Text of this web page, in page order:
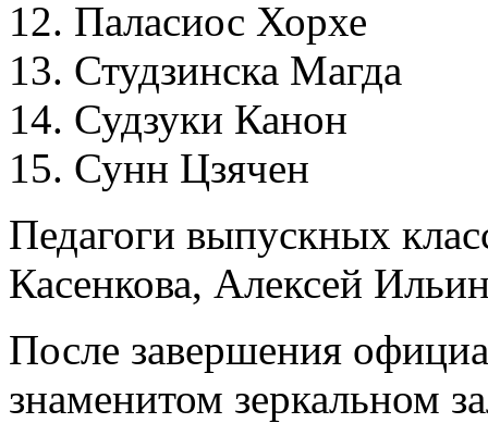
12. Паласиос Хорхе
13. Студзинска Магда
14. Судзуки Канон
15. Сунн Цзячен
Педагоги выпускных
Касенкова, Алексей
После завершения
знаменитом зеркальном